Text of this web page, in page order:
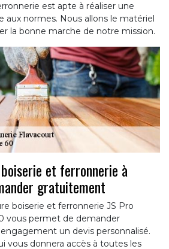
est apte à réaliser une
normes. Nous allons le matériel
la bonne marche de notre mission.
et ferronnerie à
gratuitement
boiserie et ferronnerie JS Pro
vous permet de demander
un devis personnalisé.
vous donnera accès à toutes les